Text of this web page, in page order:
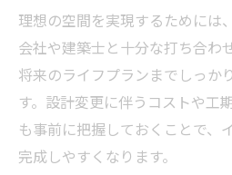
理想の空間を実現するためには
会社や建築士と十分な打ち合わ
将来のライフプランまでしっか
す。設計変更に伴うコストや工
も事前に把握しておくことで、
完成しやすくなります。